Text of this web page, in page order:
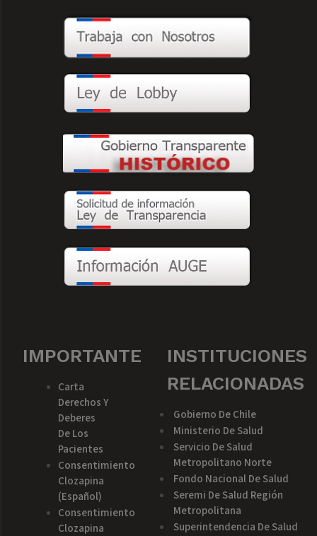
IMPORTANTE
Carta
Derechos Y
Deberes
De Los
Pacientes
Consentimiento
Clozapina
(español)
Consentimiento
Clozapina
INSTITUCIONES
RELACIONADAS
Gobierno De Chile
Ministerio De Salud
Servicio De Salud
Metropolitano Norte
Fondo Nacional De Salud
Seremi De Salud Región
Metropolitana
Superintendencia De Salud